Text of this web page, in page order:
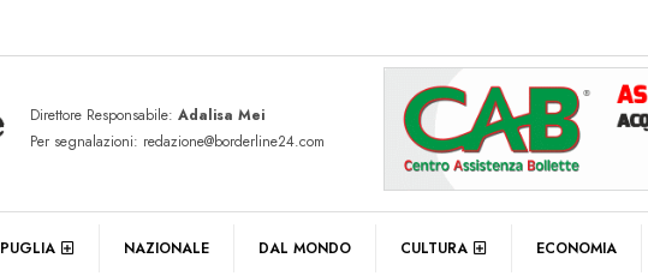
Direttore Responsabile: Adalisa Mei
Per segnalazioni: redazione@borderline24.com
PUGLIA NAZIONALE DAL MONDO CULTURA ECONOMIA